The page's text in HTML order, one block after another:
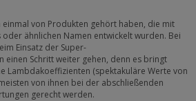
einmal von Produkten gehört haben, die mit
ähnlichen Namen entwickelt wurden. Bei
Einsatz der Super-
Schritt weiter gehen, denn es bringt
Lambdakoeffizienten (spektakuläre Werte von
von ihnen bei der abschließenden
gerecht werden.